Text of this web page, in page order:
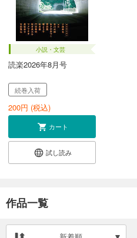
小説・文芸
読楽2026年8月号
続巻入荷
200円 (税込)
カート
試し読み
作品一覧